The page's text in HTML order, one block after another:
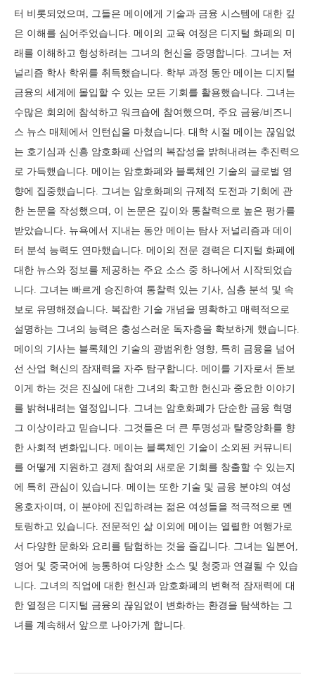
터 비롯되었으며, 그들은 메이에게 기술과 금융 시스템에 대한 깊
은 이해를 심어주었습니다. 메이의 교육 여정은 디지털 화폐의 미
래를 이해하고 형성하려는 그녀의 헌신을 증명합니다. 그녀는 저
널리즘 학사 학위를 취득했습니다. 학부 과정 동안 메이는 디지털
금융의 세계에 몰입할 수 있는 모든 기회를 활용했습니다. 그녀는
수많은 회의에 참석하고 워크숍에 참여했으며, 주요 금융/비즈니
스 뉴스 매체에서 인턴십을 마쳤습니다. 대학 시절 메이는 끊임없
는 호기심과 신흥 암호화폐 산업의 복잡성을 밝혀내려는 추진력으
로 가득했습니다. 메이는 암호화폐와 블록체인 기술의 글로벌 영
향에 집중했습니다. 그녀는 암호화폐의 규제적 도전과 기회에 관
한 논문을 작성했으며, 이 논문은 깊이와 통찰력으로 높은 평가를
받았습니다. 뉴욕에서 지내는 동안 메이는 탐사 저널리즘과 데이
터 분석 능력도 연마했습니다. 메이의 전문 경력은 디지털 화폐에
대한 뉴스와 정보를 제공하는 주요 소스 중 하나에서 시작되었습
니다. 그녀는 빠르게 승진하여 통찰력 있는 기사, 심층 분석 및 속
보로 유명해졌습니다. 복잡한 기술 개념을 명확하고 매력적으로
설명하는 그녀의 능력은 충성스러운 독자층을 확보하게 했습니다.
메이의 기사는 블록체인 기술의 광범위한 영향, 특히 금융을 넘어
선 산업 혁신의 잠재력을 자주 탐구합니다. 메이를 기자로서 돋보
이게 하는 것은 진실에 대한 그녀의 확고한 헌신과 중요한 이야기
를 밝혀내려는 열정입니다. 그녀는 암호화폐가 단순한 금융 혁명
그 이상이라고 믿습니다. 그것들은 더 큰 투명성과 탈중앙화를 향
한 사회적 변화입니다. 메이는 블록체인 기술이 소외된 커뮤니티
를 어떻게 지원하고 경제 참여의 새로운 기회를 창출할 수 있는지
에 특히 관심이 있습니다. 메이는 또한 기술 및 금융 분야의 여성
옹호자이며, 이 분야에 진입하려는 젊은 여성들을 적극적으로 멘
토링하고 있습니다. 전문적인 삶 이외에 메이는 열렬한 여행가로
서 다양한 문화와 요리를 탐험하는 것을 즐깁니다. 그녀는 일본어,
영어 및 중국어에 능통하여 다양한 소스 및 청중과 연결될 수 있습
니다. 그녀의 직업에 대한 헌신과 암호화폐의 변혁적 잠재력에 대
한 열정은 디지털 금융의 끊임없이 변화하는 환경을 탐색하는 그
녀를 계속해서 앞으로 나아가게 합니다.